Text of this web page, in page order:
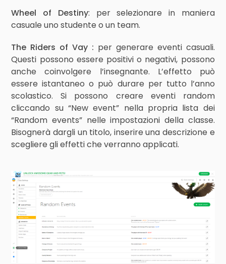
Wheel of Destiny: per selezionare in maniera
casuale uno studente o un team.
The Riders of Vay : per generare eventi casuali.
Questi possono essere positivi o negativi, possono
anche coinvolgere l’insegnante. L’effetto può
essere istantaneo o può durare per tutto l’anno
scolastico. Si possono creare eventi random
cliccando su “New event” nella propria lista dei
“Random events” nelle impostazioni della classe.
Bisognerà dargli un titolo, inserire una descrizione e
scegliere gli effetti che verranno applicati.